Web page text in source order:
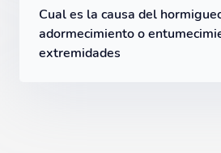
Cual es la causa del
adormecimiento o
extremidades